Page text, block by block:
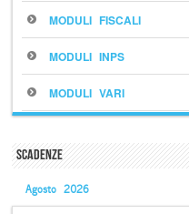
MODULI FISCALI
MODULI INPS
MODULI VARI
Scadenze
Agosto 2026